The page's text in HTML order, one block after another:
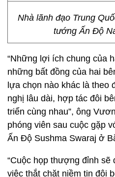
Nhà lãnh đạo Trung
tướng Ấn Độ
“Những lợi ích chung của
những bất đồng của hai
lựa chọn nào khác là theo
nghị lâu dài, hợp tác đôi
triển cùng nhau”, ông
phóng viên sau cuộc gặp
Ấn Độ Sushma Swaraj ở
“Cuộc họp thượng đỉnh sẽ
việc thắt chặt niềm tin đôi